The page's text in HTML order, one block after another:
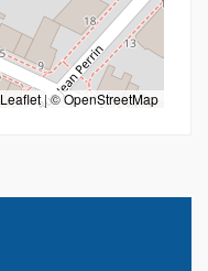
Leaflet |©OpenStreetMap